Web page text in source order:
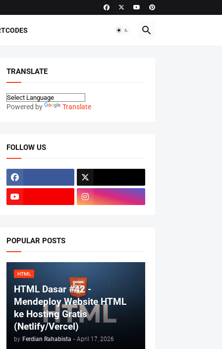
TRANSLATE
Powered by Translate
FOLLOW US
POPULAR POSTS
HTML
HTML Dasar #42 -
Mendeploy Website HTML
ke Hosting Gratis
(Netlify/Vercel)
by Ferdian Rahabista - April 17, 2026